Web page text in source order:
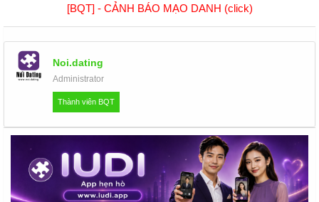
ắ
ầ
u
[BQT] - CẢNH BÁO MẠO DANH (click)
Noi.dating
Administrator
Thành viên BQT